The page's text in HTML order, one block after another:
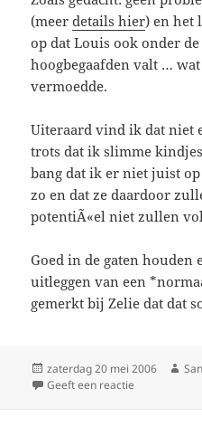
(meerdetails hier) en het
op dat Louis ook onder
hoogbegaafden valt …
vermoedde.
Uiteraard vind ik dat niet
trots dat ik slimme
bang dat ik er niet juist
zo en dat ze daardoor
potentiÃ«el niet zullen
Goed in de gaten
uitleggen van een
gemerkt bij Zelie dat dat
Geplaatst
op
zaterdag 20 mei 2006 San
Geeft een reactie